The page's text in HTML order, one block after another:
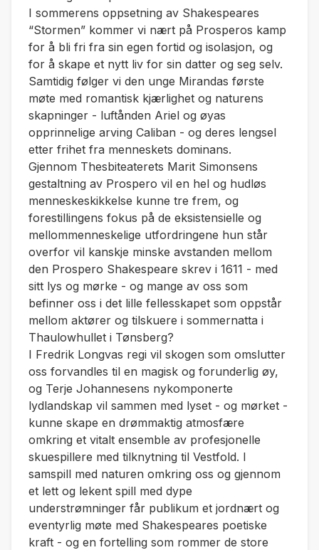
I sommerens oppsetning av Shakespeares
“Stormen” kommer vi nært på Prosperos kamp
for å bli fri fra sin egen fortid og isolasjon, og
for å skape et nytt liv for sin datter og seg selv.
Samtidig følger vi den unge Mirandas første
møte med romantisk kjærlighet og naturens
skapninger - luftånden Ariel og øyas
opprinnelige arving Caliban - og deres lengsel
etter frihet fra menneskets dominans.
Gjennom Thesbiteaterets Marit Simonsens
gestaltning av Prospero vil en hel og hudløs
menneskeskikkelse kunne tre frem, og
forestillingens fokus på de eksistensielle og
mellommenneskelige utfordringene hun står
overfor vil kanskje minske avstanden mellom
den Prospero Shakespeare skrev i 1611 - med
sitt lys og mørke - og mange av oss som
befinner oss i det lille fellesskapet som oppstår
mellom aktører og tilskuere i sommernatta i
Thaulowhullet i Tønsberg?
I Fredrik Longvas regi vil skogen som omslutter
oss forvandles til en magisk og forunderlig øy,
og Terje Johannesens nykomponerte
lydlandskap vil sammen med lyset - og mørket -
kunne skape en drømmaktig atmosfære
omkring et vitalt ensemble av profesjonelle
skuespillere med tilknytning til Vestfold. I
samspill med naturen omkring oss og gjennom
et lett og lekent spill med dype
understrømninger får publikum et jordnært og
eventyrlig møte med Shakespeares poetiske
kraft - og en fortelling som rommer de store